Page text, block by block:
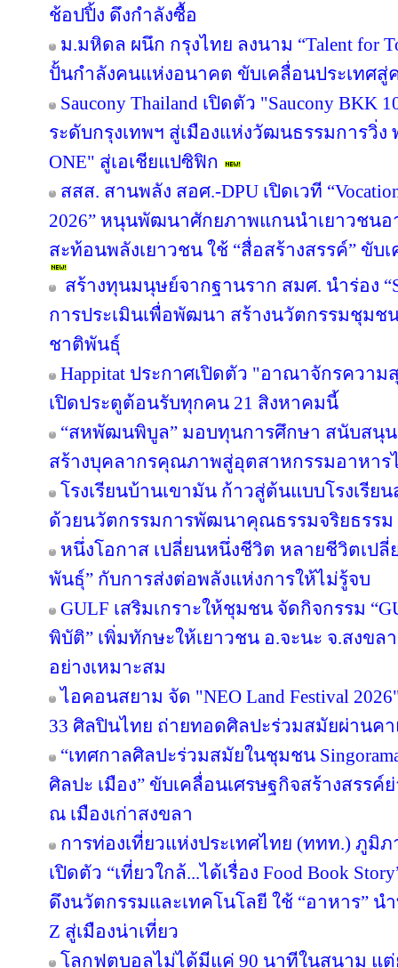
ช้อปปิ้ง ดึงกำลังซื้อ
ม.มหิดล ผนึก กรุงไทย ลงนาม “Talent for
ปั้นกำลังคนแห่งอนาคต ขับเคลื่อนประเทศสู่
Saucony Thailand เปิดตัว "Saucony
ระดับกรุงเทพฯ สู่เมืองแห่งวัฒนธรรมการวิ่ง
ONE" สู่เอเชียแปซิฟิก
สสส. สานพลัง สอศ.-DPU เปิดเวที
2026” หนุนพัฒนาศักยภาพแกนนำเยาวชน
สะท้อนพลังเยาวชน ใช้ “สื่อสร้างสรรค์” ขับ
สร้างทุนมนุษย์จากฐานราก สมศ. นำร่อง
การประเมินเพื่อพัฒนา สร้างนวัตกรรมชุมช
ชาติพันธุ์
Happitat ประกาศเปิดตัว "อาณาจักรควา
เปิดประตูต้อนรับทุกคน 21 สิงหาคมนี้
“สหพัฒนพิบูล” มอบทุนการศึกษา สนับสนุ
สร้างบุคลากรคุณภาพสู่อุตสาหกรรมอาหาร
โรงเรียนบ้านเขามัน ก้าวสู่ต้นแบบโรงเรีย
ด้วยนวัตกรรมการพัฒนาคุณธรรมจริยธรรม
หนึ่งโอกาส เปลี่ยนหนึ่งชีวิต หลายชีวิตเปลี่
พันธุ์” กับการส่งต่อพลังแห่งการให้ไม่รู้จบ
GULF เสริมเกราะให้ชุมชน จัดกิจกรรม
พิบัติ” เพิ่มทักษะให้เยาวชน อ.จะนะ จ.สงข
อย่างเหมาะสม
ไอคอนสยาม จัด "NEO Land Festival
33 ศิลปินไทย ถ่ายทอดศิลปะร่วมสมัยผ่านคา
“เทศกาลศิลปะร่วมสมัยในชุมชน
ศิลปะ เมือง” ขับเคลื่อนเศรษฐกิจสร้างสรรค์
ณ เมืองเก่าสงขลา
การท่องเที่ยวแห่งประเทศไทย (ททท.) ภูมิ
เปิดตัว “เที่ยวใกล้...ได้เรื่อง Food Book
ดึงนวัตกรรมและเทคโนโลยี ใช้ “อาหาร” นำ
Z สู่เมืองน่าเที่ยว
โลกฟุตบอลไม่ได้มีแค่ 90 นาทีในสนาม แต่